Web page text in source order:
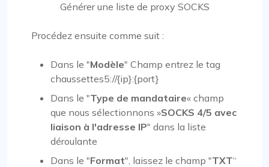
Générer une liste de proxy SOCKS
Procédez ensuite comme suit :
Dans le "Modèle" Champ entrez le tag
chaussettes5://{ip}:{port}
Dans le "Type de mandataire« champ
que nous sélectionnons »SOCKS 4/5 avec
liaison à l'adresse IP" dans la liste
déroulante
Dans le "Format", laissez le champ "ТХТ“